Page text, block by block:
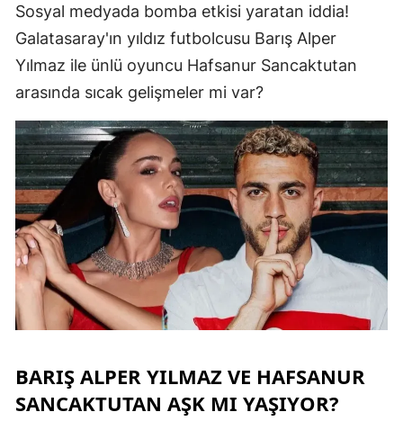
Sosyal medyada bomba etkisi yaratan iddia!
Galatasaray'ın yıldız futbolcusu Barış Alper
Yılmaz ile ünlü oyuncu Hafsanur Sancaktutan
arasında sıcak gelişmeler mi var?
BARIŞ ALPER YILMAZ VE HAFSANUR
SANCAKTUTAN AŞK MI YAŞIYOR?